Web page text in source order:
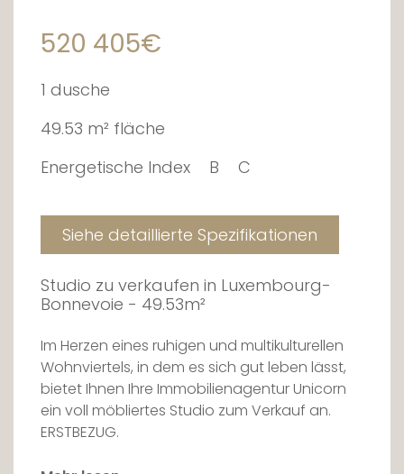
520 405€
1 dusche
49.53 m² fläche
Energetische Index
B C
Siehe detaillierte Spezifikationen
Studio zu verkaufen in Luxembourg-
Bonnevoie - 49.53m²
Im Herzen eines ruhigen und multikulturellen
Wohnviertels, in dem es sich gut leben lässt,
bietet Ihnen Ihre Immobilienagentur Unicorn
ein voll möbliertes Studio zum Verkauf an.
ERSTBEZUG.